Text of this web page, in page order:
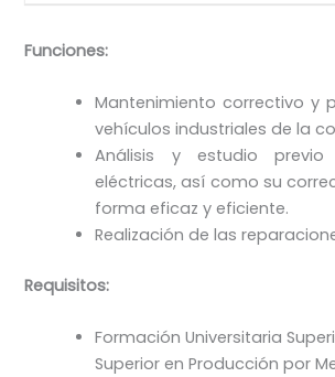
Funciones:
Mantenimiento correctivo y
vehículos industriales de la
Análisis y estudio
eléctricas, así como su
forma eficaz y eficiente.
Realización de las
Requisitos:
Formación Universitaria
Superior en Producción por